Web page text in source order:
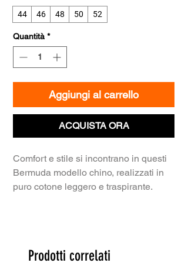
44
46 48 50 52
Quantità *
Aggiungi al carrello
ACQUISTA ORA
Comfort e stile si incontrano in questi
Bermuda modello chino, realizzati in
puro cotone leggero e traspirante.
inclusa, impreziosita da perline
Prodotti correlati